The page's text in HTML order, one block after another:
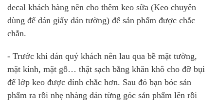
decal khách hàng nên cho thêm keo sữa (Keo chuyên
dùng để dán giấy dán tường) để sản phẩm được chắc
chắn.
- Trước khi dán quý khách nên lau qua bề mặt tường,
mặt kính, mặt gỗ… thật sạch bằng khăn khô cho đỡ bụi
để lớp keo được dính chắc hơn. Sau đó bạn bóc sản
phẩm ra rồi nhẹ nhàng dán từng góc sản phẩm lên rồi